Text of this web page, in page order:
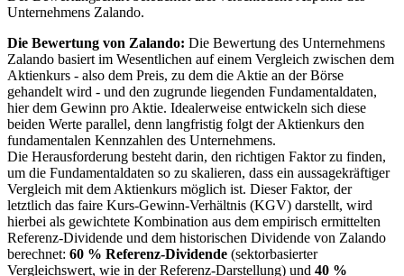
Unternehmens Zalando.
Die Bewertung von Zalando: Die Bewertung des Unternehmens
Zalando basiert im Wesentlichen auf einem Vergleich zwischen dem
Aktienkurs - also dem Preis, zu dem die Aktie an der Börse
gehandelt wird - und den zugrunde liegenden Fundamentaldaten,
hier dem Gewinn pro Aktie. Idealerweise entwickeln sich diese
beiden Werte parallel, denn langfristig folgt der Aktienkurs den
fundamentalen Kennzahlen des Unternehmens.
Die Herausforderung besteht darin, den richtigen Faktor zu finden,
um die Fundamentaldaten so zu skalieren, dass ein aussagekräftiger
Vergleich mit dem Aktienkurs möglich ist. Dieser Faktor, der
letztlich das faire Kurs-Gewinn-Verhältnis (KGV) darstellt, wird
hierbei als gewichtete Kombination aus dem empirisch ermittelten
Referenz-Dividende und dem historischen Dividende von Zalando
berechnet: 60 % Referenz-Dividende (sektorbasierter
Vergleichswert, wie in der Referenz-Darstellung) und 40 %